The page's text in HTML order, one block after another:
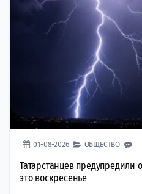
01-08-2026 ОБЩЕСТВО
Татарстанцев предупредили
это воскресенье